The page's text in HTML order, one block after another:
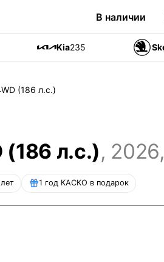
В наличии
Kia235
(186 л.с.)
(186 л.с.), 2026,
1 год КАСКО в подарок